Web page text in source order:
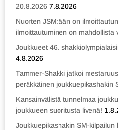
20.8.2026 7.8.2026
Nuorten JSM:ään on
ilmoittautuminen on mahdollista
Joukkueet 46.
4.8.2026
Tammer-Shakki jatkoi
peräkkäinen joukkuepikashakin
Kansainvälistä tunnelmaa
joukkueen suoritusta livenä!
Joukkuepikashakin SM-kilpailun